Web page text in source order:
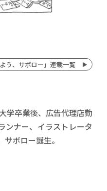
よう、サボロー」連載一覧
学卒業後、広告代理店勤
ンナー、イラストレータ
ボロー誕生。